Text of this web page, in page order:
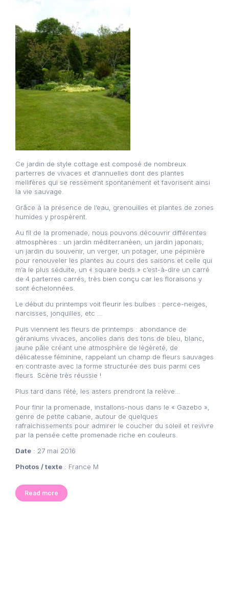
Ce jardin de style cottage est composé de nombreux
parterres de vivaces et d’annuelles dont des plantes
mellifères qui se ressèment spontanément et favorisent ainsi
la vie sauvage.
Grâce à la présence de l’eau, grenouilles et plantes de zones
humides y prospèrent.
Au fil de la promenade, nous pouvons découvrir différentes
atmosphères : un jardin méditerranéen, un jardin japonais,
un jardin du souvenir, un verger, un potager, une pépinière
pour renouveler les plantes au cours des saisons et celle qui
m’a le plus séduite, un « square beds » c’est-à-dire un carré
de 4 parterres carrés, très bien conçu car les floraisons y
sont échelonnées.
Le début du printemps voit fleurir les bulbes : perce-neiges,
narcisses, jonquilles, etc …
Puis viennent les fleurs de printemps : abondance de
géraniums vivaces, ancolies dans des tons de bleu, blanc,
jaune pâle créant une atmosphère de légèreté, de
délicatesse féminine, rappelant un champ de fleurs sauvages
en contraste avec la forme structurée des buis parmi ces
fleurs. Scène très réussie !
Plus tard dans l’été, les asters prendront la relève…
Pour finir la promenade, installons-nous dans le « Gazebo »,
genre de petite cabane, autour de quelques
rafraichissements pour admirer le coucher du soleil et revivre
par la pensée cette promenade riche en couleurs.
Date : 27 mai 2016
Photos / texte : France M
Read more